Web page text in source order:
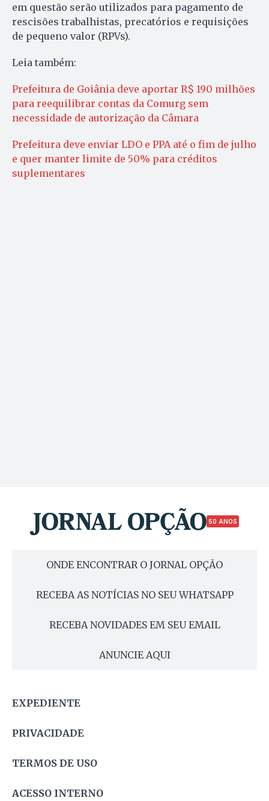
em questão serão utilizados para pagamento de
rescisões trabalhistas, precatórios e requisições
de pequeno valor (RPVs).
Leia também:
Prefeitura de Goiânia deve aportar R$ 190 milhões
para reequilibrar contas da Comurg sem
necessidade de autorização da Câmara
Prefeitura deve enviar LDO e PPA até o fim de julho
e quer manter limite de 50% para créditos
suplementares
50 ANOS
ONDE ENCONTRAR O JORNAL OPÇÃO
RECEBA AS NOTÍCIAS NO SEU WHATSAPP
RECEBA NOVIDADES EM SEU EMAIL
ANUNCIE AQUI
EXPEDIENTE
PRIVACIDADE
TERMOS DE USO
ACESSO INTERNO